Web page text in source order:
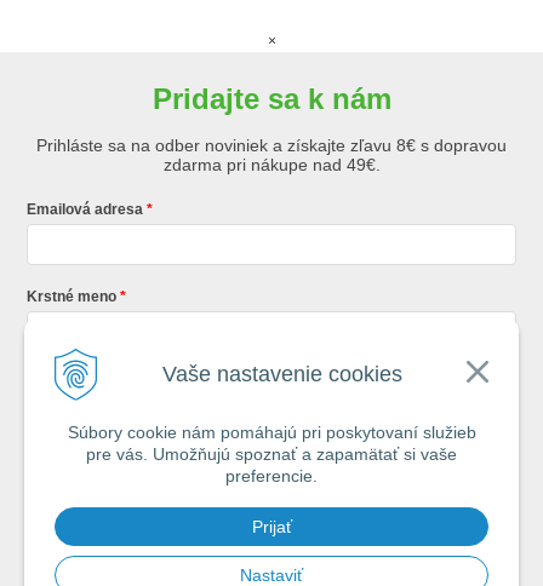
Vaše nastavenie cookies
Súbory cookie nám pomáhajú pri poskytovaní služieb
pre vás. Umožňujú spoznať a zapamätať si vaše
preferencie.
Prijať
Nastaviť
×
Pridajte sa k nám
Prihláste sa na odber noviniek a získajte zľavu 8€ s dopravou
zdarma pri nákupe nad 49€.
Emailová adresa
Krstné meno
Registráciou súhlasíte so
Každý týždeň si od nás nájdete v schránke : 1x Rybársky Poradca a 1x
akčná ponuka. 1x mesačne prehľad nových článkov z nášho blogu.
Ochrana vašich osobných údajov je pre nás na 1. mieste.Zoznámte sa s
našimi zásadami spracovania osobných údajov